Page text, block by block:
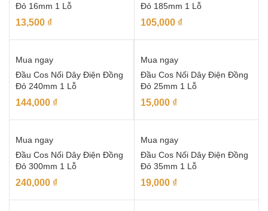
Đỏ 16mm 1 Lỗ
13,500 ₫
Đỏ 185mm 1 Lỗ
105,000 ₫
Mua ngay
Đầu Cos Nối Dây Điện Đồng
Đỏ 240mm 1 Lỗ
144,000 ₫
Mua ngay
Đầu Cos Nối Dây Điện Đồng
Đỏ 25mm 1 Lỗ
15,000 ₫
Mua ngay
Đầu Cos Nối Dây Điện Đồng
Đỏ 300mm 1 Lỗ
240,000 ₫
Mua ngay
Đầu Cos Nối Dây Điện Đồng
Đỏ 35mm 1 Lỗ
19,000 ₫